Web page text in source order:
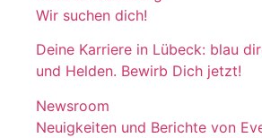
Wir suchen dich!
Deine Karriere in Lübeck: blau
und Helden. Bewirb Dich jetzt!
Newsroom
Neuigkeiten und Berichte von